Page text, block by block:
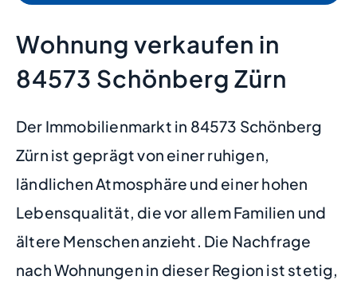
Wohnung verkaufen in
84573 Schönberg Zürn
Der Immobilienmarkt in 84573 Schönberg
Zürn ist geprägt von einer ruhigen,
ländlichen Atmosphäre und einer hohen
Lebensqualität, die vor allem Familien und
ältere Menschen anzieht. Die Nachfrage
nach Wohnungen in dieser Region ist stetig,